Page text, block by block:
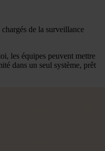
de la surveillance
les équipes peuvent mettre
dans un seul système, prêt